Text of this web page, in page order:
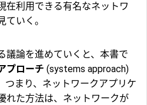
在利用できる有名なネットワ
いく。
議論を進めていくと、本書で
プローチ (systems approach)
つまり、ネットワークアプリケ
れた方法は、ネットワークが